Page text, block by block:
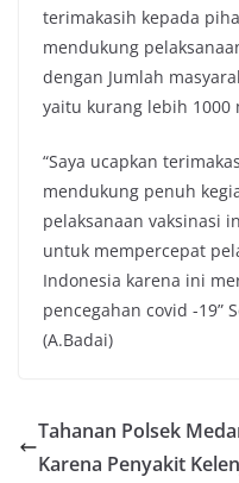
terimakasih kepada
mendukung
dengan Jumlah
yaitu kurang lebih 1000
“Saya ucapkan
mendukung penuh
pelaksanaan vaksinasi
untuk mempercepat
Indonesia karena ini
pencegahan covid -19”
(A.Badai)
Tahanan Polsek
Karena Penyakit